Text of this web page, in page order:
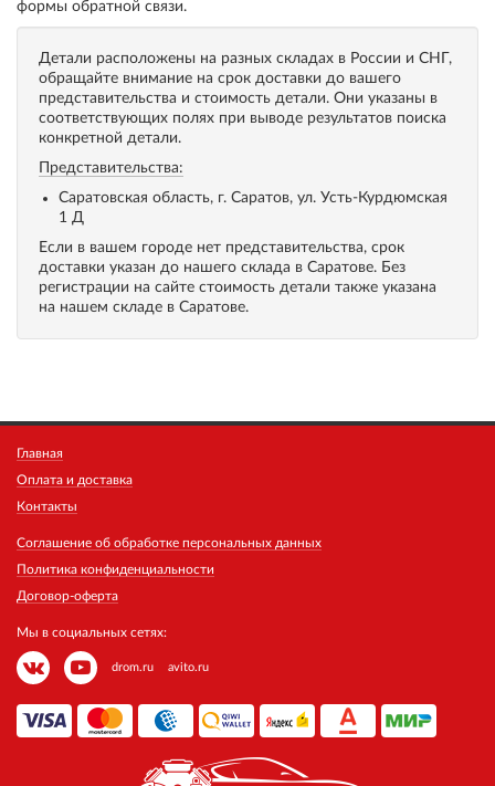
формы обратной связи.
Детали расположены на разных складах в России и СНГ,
обращайте внимание на срок доставки до вашего
представительства и стоимость детали. Они указаны в
соответствующих полях при выводе результатов поиска
конкретной детали.
Представительства:
Саратовская область, г. Саратов, ул. Усть-Курдюмская
1 Д
Если в вашем городе нет представительства, срок
доставки указан до нашего склада в Саратове. Без
регистрации на сайте стоимость детали также указана
на нашем складе в Саратове.
Главная
Оплата и доставка
Контакты
Соглашение об обработке персональных данных
Политика конфиденциальности
Договор-оферта
Мы в социальных сетях:
drom.ru avito.ru